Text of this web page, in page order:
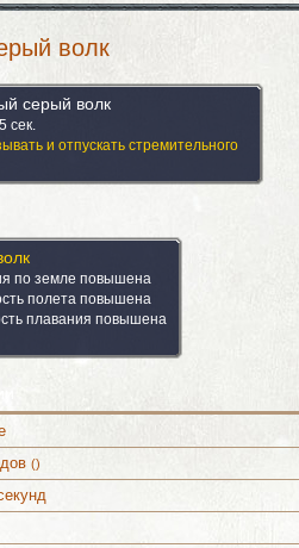
волк
серый волк
сек.
и отпускать стремительного
по земле повышена
полета повышена
плавания повышена
()
Комментарии Изображения